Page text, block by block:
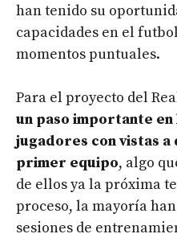
han tenido su
capacidades en el
momentos puntuales.
Para el proyecto del
un paso importante
jugadores con vistas a
primer equipo, algo
de ellos ya la próxima
proceso, la mayoría
sesiones de